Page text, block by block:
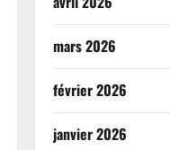
mars 2026
février 2026
janvier 2026